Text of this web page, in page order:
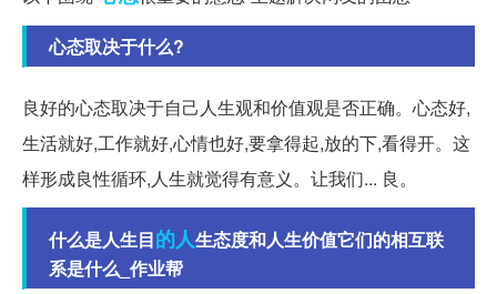
心态取决于什么?
良好的心态取决于自己人生观和价值观是否正确。心态好,
生活就好,工作就好,心情也好,要拿得起,放的下,看得开。这
样形成良性循环,人生就觉得有意义。让我们... 良。
什么是人生目的人生态度和人生价值它们的相互联
系是什么_作业帮